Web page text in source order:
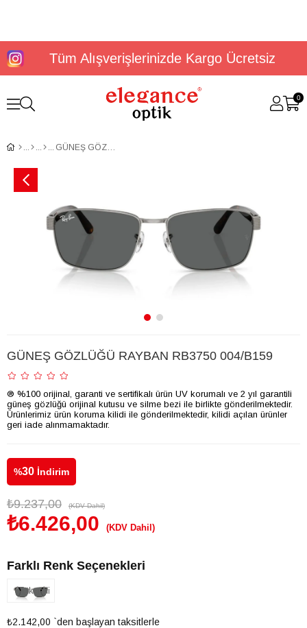
Tüm Alışverişlerinizde Kargo Ücretsiz
0
GÜNEŞ GÖZLÜĞÜ RAYBAN RB3750 004/B159
GÜNEŞ GÖZLÜĞÜ RAYBAN RB3750 004/B159
® %100 orijinal, garanti ve sertifikalı ürün UV korumalı ve 2 yıl garantili
güneş gözlüğü orijinal kutusu ve silme bezi ile birlikte gönderilmektedir.
Ürünlerimiz ürün koruma kilidi ile gönderilmektedir, kilidi açılan ürünler
geri iade alınmamaktadır.
%30 İndirim
₺9.237,00 (KDV Dahil)
₺6.426,00 (KDV Dahil)
Farklı Renk Seçenekleri
Tükendi
₺2.142,00 `den başlayan taksitlerle